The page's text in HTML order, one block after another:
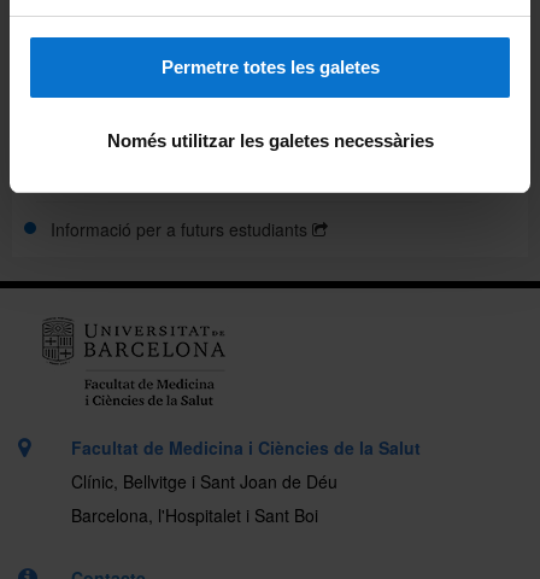
Permetre totes les galetes
Només utilitzar les galetes necessàries
Plans docents
Informació per a futurs estudiants
Facultat de Medicina i Ciències de la Salut
Clínic, Bellvitge i Sant Joan de Déu
Barcelona, l'Hospitalet i Sant Boi